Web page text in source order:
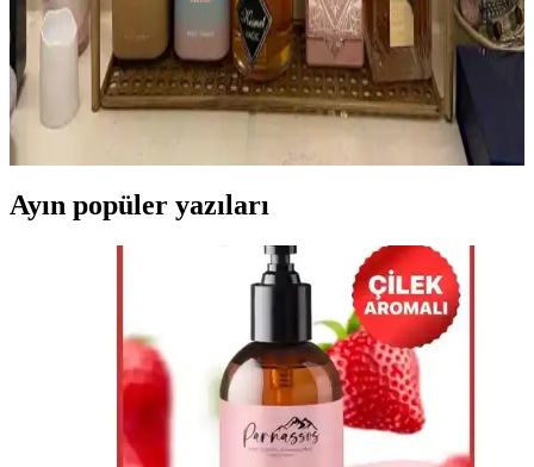
Parfüm Koleksiyonculuğu: Yeni Başlayanlar İçin
Seçim, Kullanım ve Saklama Rehberi
Parfüm koleksiyonculuğu, farklı koku profilleriyle kişisel zevkinizi
geliştirme fırsatı sunar. Mevsime uygun seçimler, parfümün gelişimi
ve doğru saklama koşulları koleksiyonunuzu zenginleştirir.
Ayın popüler yazıları